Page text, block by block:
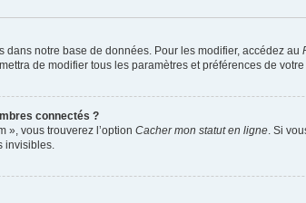
notre base de données. Pour les modifier, accédez au
de modifier tous les paramètres et préférences de
connectés ?
», vous trouverez l’option Cacher mon statut en ligne. Si
invisibles.